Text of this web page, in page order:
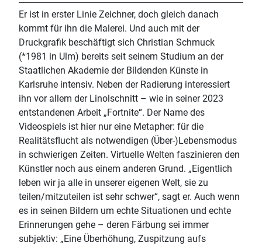
Er ist in erster Linie Zeichner, doch gleich danach
kommt für ihn die Malerei. Und auch mit der
Druckgrafik beschäftigt sich Christian Schmuck
(*1981 in Ulm) bereits seit seinem Studium an der
Staatlichen Akademie der Bildenden Künste in
Karlsruhe intensiv. Neben der Radierung interessiert
ihn vor allem der Linolschnitt – wie in seiner 2023
entstandenen Arbeit „Fortnite“. Der Name des
Videospiels ist hier nur eine Metapher: für die
Realitätsflucht als notwendigen (Über-)Lebensmodus
in schwierigen Zeiten. Virtuelle Welten faszinieren den
Künstler noch aus einem anderen Grund. „Eigentlich
leben wir ja alle in unserer eigenen Welt, sie zu
teilen/mitzuteilen ist sehr schwer“, sagt er. Auch wenn
es in seinen Bildern um echte Situationen und echte
Erinnerungen gehe – deren Färbung sei immer
subjektiv: „Eine Überhöhung, Zuspitzung aufs